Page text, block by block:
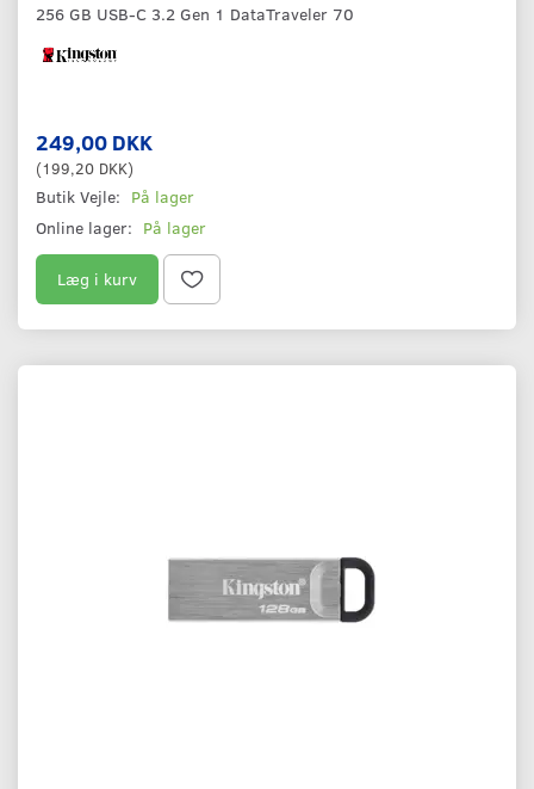
256 GB USB-C 3.2 Gen 1 DataTraveler 70
249,00 DKK
(199,20 DKK)
Butik Vejle: På lager
Online lager: På lager
Læg i kurv